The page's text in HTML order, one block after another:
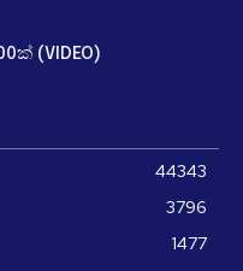
(VIDEO)
44343
3796
1477